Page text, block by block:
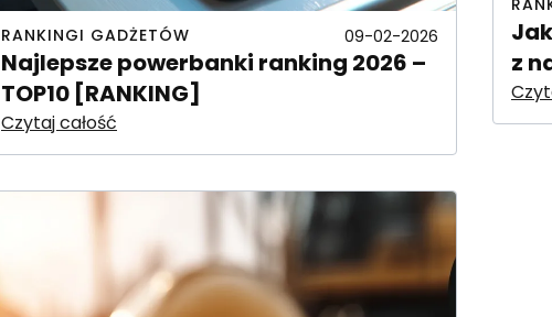
RANKINGI GADŻETÓW 09-02-2026
Najlepsze powerbanki ranking 2026 –
TOP10 [RANKING]
Czytaj całość
z